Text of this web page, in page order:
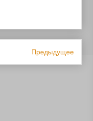
Предыдущее